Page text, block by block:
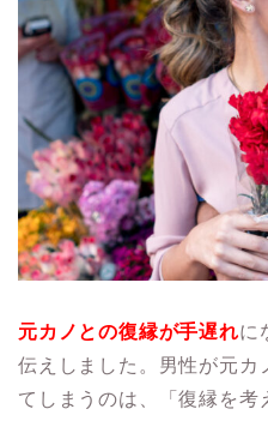
元カノとの復縁が手遅れに
伝えしました。男性が元カ
てしまうのは、「復縁を考